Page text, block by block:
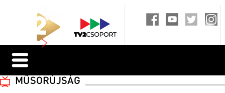
MŰSORÚJSÁG